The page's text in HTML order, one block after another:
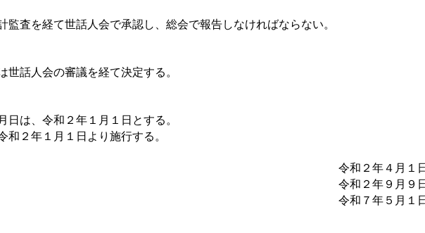
て世話人会で承認し、総会で報告しなければならない。
人会の審議を経て決定する。
、令和２年１月１日とする。
年１月１日より施行する。
令和２年４月１
令和２年９月９
令和７年５月１